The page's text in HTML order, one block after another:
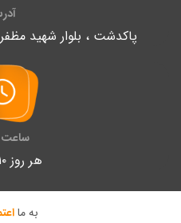
پاکدشت ، بلوار شهید
ساعت
هر روز ۱۰ الی ۲۱
به ما